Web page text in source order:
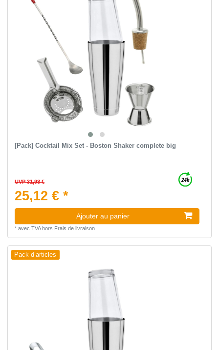
[Pack] Сocktail Mix Set - Boston Shaker complete big
UVP 31,98 €
25,12 € *
Ajouter au panier
* avec TVAhors Frais de livraison
Pack d’articles